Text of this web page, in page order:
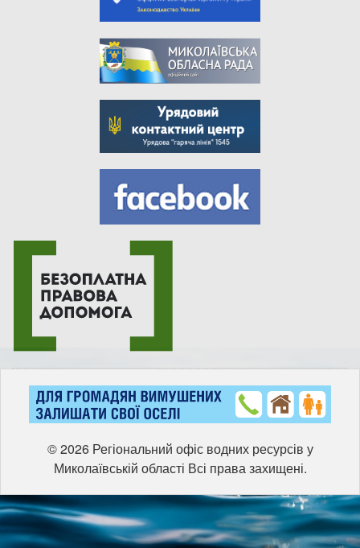
© 2026 Регіональний офіс водних ресурсів у
Миколаївській області Всі права захищені.